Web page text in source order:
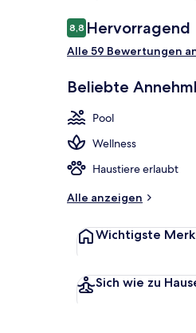
Bewertungen
8,88,8 von 10.
Hervorragend
Alle 59 Bewertungen
Beliebte
Pool
Wellness
Haustiere erlaubt
Alle anzeigen
Wichtigste
Sich wie zu